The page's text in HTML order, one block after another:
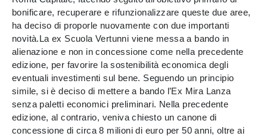
bonificare, recuperare e rifunzionalizzare queste due aree,
ha deciso di proporle nuovamente con due importanti
novità.La ex Scuola Vertunni viene messa a bando in
alienazione e non in concessione come nella precedente
edizione, per favorire la sostenibilità economica degli
eventuali investimenti sul bene. Seguendo un principio
simile, si è deciso di mettere a bando l’Ex Mira Lanza
senza paletti economici preliminari. Nella precedente
edizione, al contrario, veniva chiesto un canone di
concessione di circa 8 milioni di euro per 50 anni, oltre ai